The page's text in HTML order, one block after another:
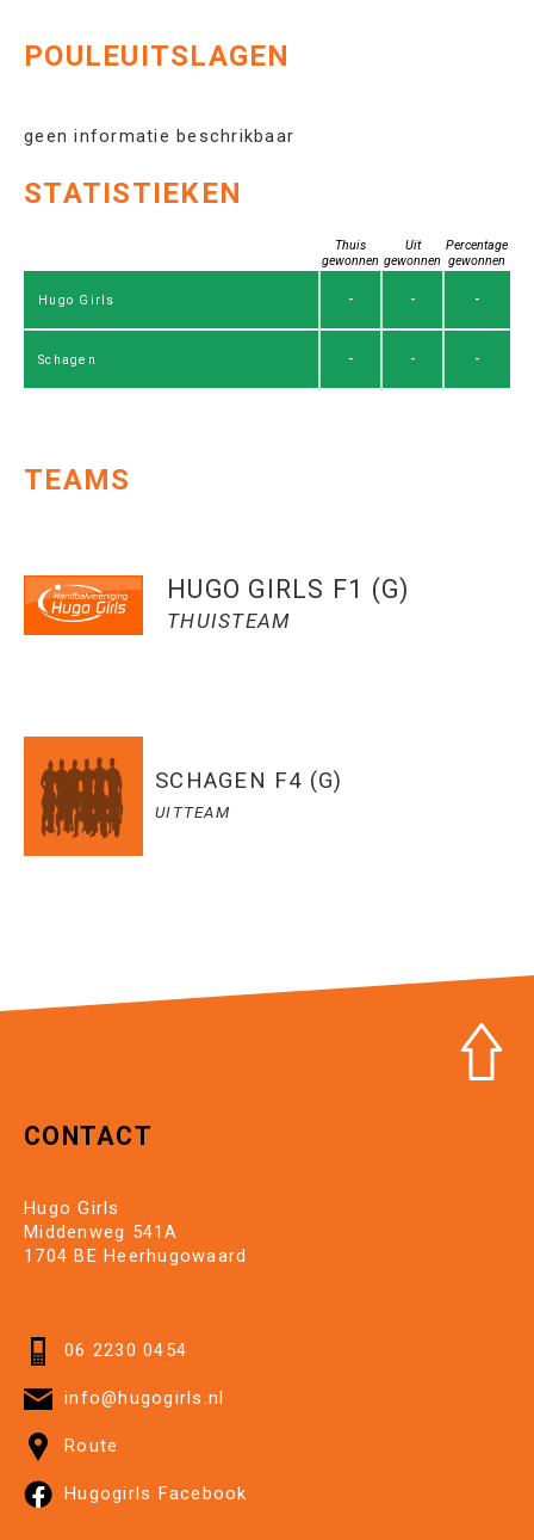
POULEUITSLAGEN
geen informatie beschrikbaar
STATISTIEKEN
Thuis
gewonnen
Uit
gewonnen
Percentage
gewonnen
Hugo Girls - - -
Schagen - - -
TEAMS
HUGO GIRLS F1 (G)
THUISTEAM
SCHAGEN F4 (G)
UITTEAM
CONTACT
Hugo Girls
Middenweg 541A
1704 BE Heerhugowaard
06 2230 0454
info@hugogirls.nl
Route
Hugogirls Facebook